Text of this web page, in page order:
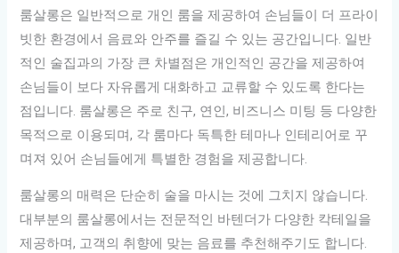
룸살롱은 일반적으로 개인 룸을 제공하여 손님들이 더 프라이
빗한 환경에서 음료와 안주를 즐길 수 있는 공간입니다. 일반
적인 술집과의 가장 큰 차별점은 개인적인 공간을 제공하여
손님들이 보다 자유롭게 대화하고 교류할 수 있도록 한다는
점입니다. 룸살롱은 주로 친구, 연인, 비즈니스 미팅 등 다양한
목적으로 이용되며, 각 룸마다 독특한 테마나 인테리어로 꾸
며져 있어 손님들에게 특별한 경험을 제공합니다.
룸살롱의 매력은 단순히 술을 마시는 것에 그치지 않습니다.
대부분의 룸살롱에서는 전문적인 바텐더가 다양한 칵테일을
제공하며, 고객의 취향에 맞는 음료를 추천해주기도 합니다.